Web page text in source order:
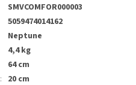
SMVCOMFOR000003
5059474014162
Neptune
4,4 kg
64 cm
: 20 cm